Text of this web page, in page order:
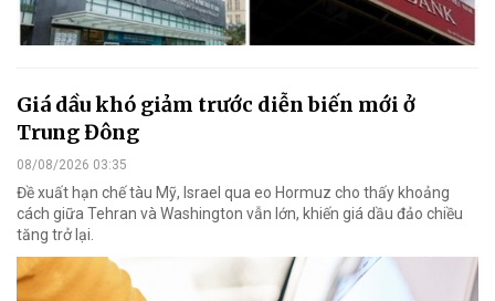
Giá dầu khó giảm trước diễn biến mới ở
Trung Đông
08/08/2026 03:35
Đề xuất hạn chế tàu Mỹ, Israel qua eo Hormuz cho thấy khoảng
cách giữa Tehran và Washington vẫn lớn, khiến giá dầu đảo chiều
tăng trở lại.